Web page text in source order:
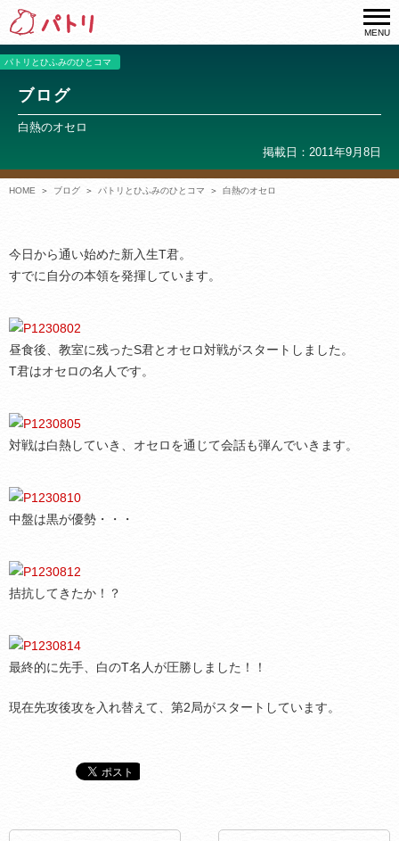
MENU
パトリとひふみのひとコマ
ブログ
白熱のオセロ
掲載日：2011年9月8日
HOME ブログ パトリとひふみのひとコマ 白熱のオセロ
今日から通い始めた新入生T君。
すでに自分の本領を発揮しています。
昼食後、教室に残ったS君とオセロ対戦がスタートしました。
T君はオセロの名人です。
対戦は白熱していき、オセロを通じて会話も弾んでいきます。
中盤は黒が優勢・・・
拮抗してきたか！？
最終的に先手、白のT名人が圧勝しました！！
現在先攻後攻を入れ替えて、第2局がスタートしています。